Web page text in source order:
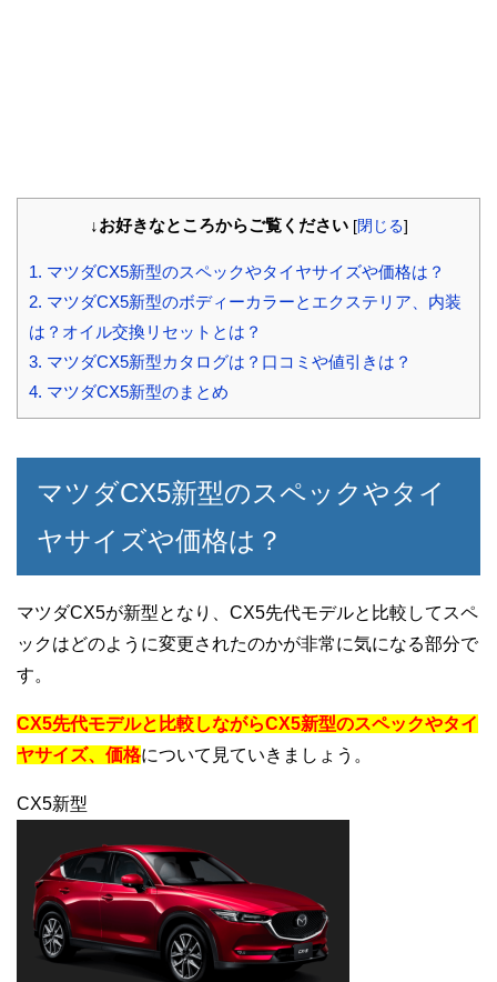
↓お好きなところからご覧ください [閉じる]
1. マツダCX5新型のスペックやタイヤサイズや価格は？
2. マツダCX5新型のボディーカラーとエクステリア、内装
は？オイル交換リセットとは？
3. マツダCX5新型カタログは？口コミや値引きは？
4. マツダCX5新型のまとめ
マツダCX5新型のスペックやタイ
ヤサイズや価格は？
マツダCX5が新型となり、CX5先代モデルと比較してスペ
ックはどのように変更されたのかが非常に気になる部分で
す。
CX5先代モデルと比較しながらCX5新型のスペックやタイ
ヤサイズ、価格について見ていきましょう。
CX5新型